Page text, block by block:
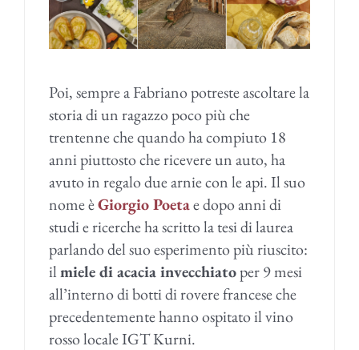
Poi, sempre a Fabriano potreste ascoltare la
storia di un ragazzo poco più che
trentenne che quando ha compiuto 18
anni piuttosto che ricevere un auto, ha
avuto in regalo due arnie con le api. Il suo
nome èGiorgio Poetae dopo anni di
studi e ricerche ha scritto la tesi di laurea
parlando del suo esperimento più riuscito:
ilmiele di acacia invecchiatoper 9 mesi
all’interno di botti di rovere francese che
precedentemente hanno ospitato il vino
rosso locale IGT Kurni.